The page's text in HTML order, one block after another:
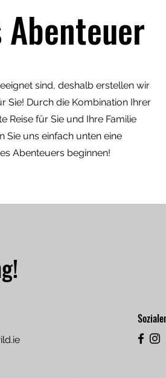
sind, deshalb erstellen wir
Sie! Durch die Kombination Ihrer
Reise für Sie und Ihre Familie
Sie uns einfach unten eine
Abenteuers beginnen!